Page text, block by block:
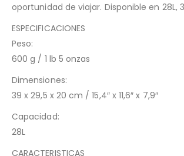
oportunidad de viajar. Disponible en 28L,
ESPECIFICACIONES
Peso:
600 g / 1 lb 5 onzas
Dimensiones:
39 x 29,5 x 20 cm / 15,4″ x 11,6″ x 7,9″
Capacidad:
28L
CARACTERISTICAS